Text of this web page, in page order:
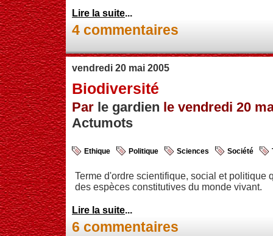
Lire la suite...
4 commentaires
vendredi 20 mai 2005
Biodiversité
Par le gardien le vendredi 20
Actumots
Ethique Politique Sciences Société
Terme d'ordre scientifique, social et politique
des espèces constitutives du monde vivant.
Lire la suite...
6 commentaires